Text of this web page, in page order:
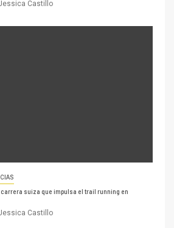
Castillo
suiza que impulsa el trail running en
Castillo